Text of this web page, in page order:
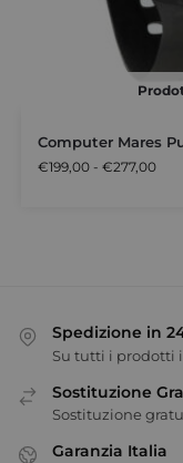
Computer Mares
€199,00 - €277,00
Spedizione in
Su tutti i prodotti
Sostituzione
Sostituzione
Garanzia Italia